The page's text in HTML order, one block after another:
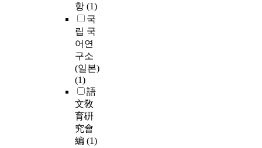
항 (1)
국
립 국
어연
구소
(일본)
(1)
語
文敎
育硏
究會
編 (1)